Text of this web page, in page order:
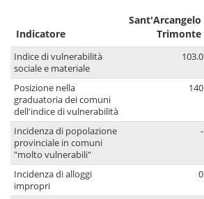
Indicatore
Sant'Arcangelo
Trimonte
Indice di vulnerabilità
sociale e materiale
103.0
Posizione nella
graduatoria dei comuni
dell'indice di vulnerabilità
140
Incidenza di popolazione
provinciale in comuni
"molto vulnerabili"
-
Incidenza di alloggi
impropri
0